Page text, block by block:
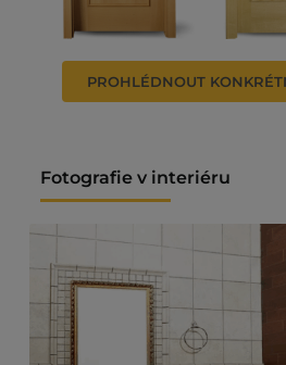
PROHLÉDNOUT
Fotografie v interiéru